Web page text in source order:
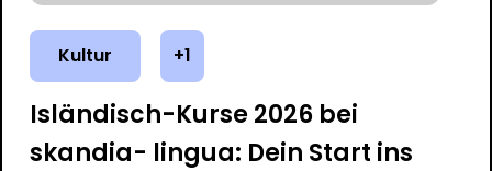
Kultur +1
Isländisch-Kurse 2026 bei
skandia- lingua: Dein Start ins